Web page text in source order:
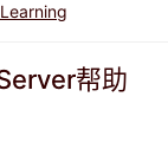
帮助